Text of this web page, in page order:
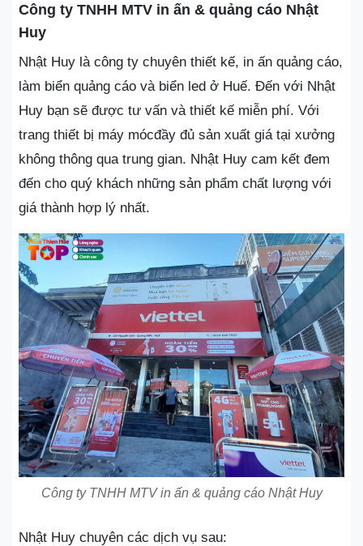
Công ty TNHH MTV in ấn & quảng cáo Nhật
Huy
Nhật Huy là công ty chuyên thiết kế, in ấn quảng cáo,
làm biển quảng cáo và biển led ở Huế. Đến với Nhật
Huy bạn sẽ được tư vấn và thiết kế miễn phí. Với
trang thiết bị máy mócđầy đủ sản xuất giá tại xưởng
không thông qua trung gian. Nhật Huy cam kết đem
đến cho quý khách những sản phẩm chất lượng với
giá thành hợp lý nhất.
Công ty TNHH MTV in ấn & quảng cáo Nhật Huy
Nhật Huy chuyên các dịch vụ sau: